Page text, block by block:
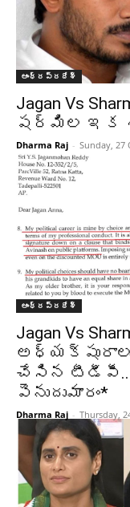
ఆంధ్రప్రదేశ్‌
Jagan Vs
షర్మిల ఇక
Dharma Raj - Sunday, 27
ఆంధ్రప్రదేశ్‌
Jagan Vs
చేసిన
పెనుదుమారం*
Dharma Raj - Thursday,